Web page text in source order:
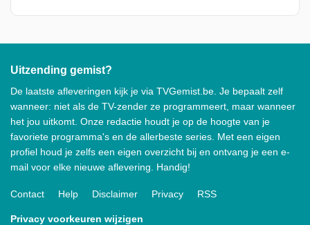
Uitzending gemist?
De laatste afleveringen kijk je via TVGemist.be. Je bepaalt zelf
wanneer: niet als de TV-zender ze programmeert, maar wanneer
het jou uitkomt. Onze redactie houdt je op de hoogte van je
favoriete programma's en de allerbeste series. Met een eigen
profiel houd je zelfs een eigen overzicht bij en ontvang je een e-
mail voor elke nieuwe aflevering. Handig!
Contact Help Disclaimer Privacy RSS
Privacy voorkeuren wijzigen